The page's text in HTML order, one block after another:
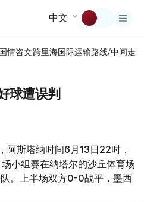
中文
国情咨文跨里海国际运输路线/中间走廊
球遭误判
阿斯塔纳时间6月13日22时，
小组赛在纳塔尔的沙丘体育场
。上半场双方0-0战平，墨西